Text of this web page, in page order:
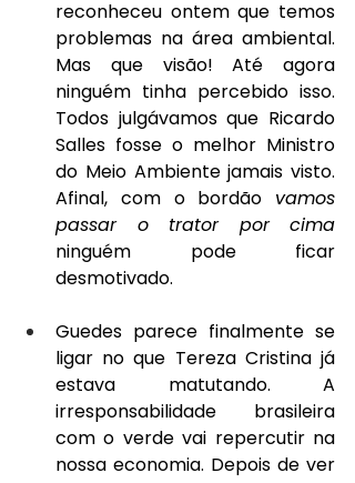
reconheceu ontem que temos
problemas na área ambiental.
Mas que visão! Até agora
ninguém tinha percebido isso.
Todos julgávamos que Ricardo
Salles fosse o melhor Ministro
do Meio Ambiente jamais visto.
Afinal, com o bordão vamos
ninguém pode ficar
desmotivado.
Guedes parece finalmente se
ligar no que Tereza Cristina já
estava matutando. A
irresponsabilidade brasileira
com o verde vai repercutir na
nossa economia. Depois de ver